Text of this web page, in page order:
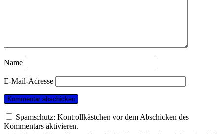
Name
E-Mail-Adresse
Spamschutz: Kontrollkästchen vor dem Abschicken des
Kommentars aktivieren.